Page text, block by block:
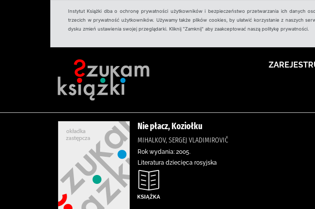
Instytut Książki dba o ochronę prywatności użytkowników i bezpieczeństwo przetwarzania ich danych
trzecich w prywatność użytkowników. Używamy także plików cookies, by ułatwić korzystanie z naszych
dysku zmień ustawienia swojej przeglądarki. Kliknij "Zamknij" aby zaakceptować naszą politykę prywatności.
Nie płacz, Koziołku
MIHALKOV, SERGEJ VLADIMIROVIČ
Rok wydania: 2005.
Literatura dziecięca rosyjska